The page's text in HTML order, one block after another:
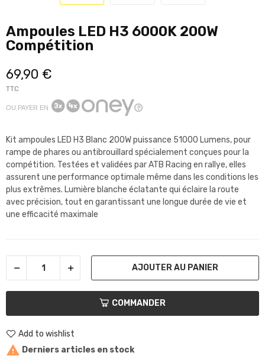
Ampoules LED H3 6000K 200W
Compétition
69,90 €
TTC
OU PAYER EN
Kit ampoules LED H3 Blanc 200W puissance 51000 Lumens, pour
rampe de phares ou antibrouillard spécialement conçues pour la
compétition. Testées et validées par ATB Racing en rallye, elles
assurent une performance optimale même dans les conditions les
plus extrêmes. Lumière blanche éclatante qui éclaire la route
avec précision, tout en garantissant une longue durée de vie et
une efficacité maximale
AJOUTER AU PANIER
COMMANDER
Add to wishlist
 Derniers articles en stock